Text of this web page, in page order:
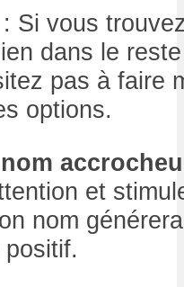
: Si vous
dans le
pas à faire
options.
et
nom